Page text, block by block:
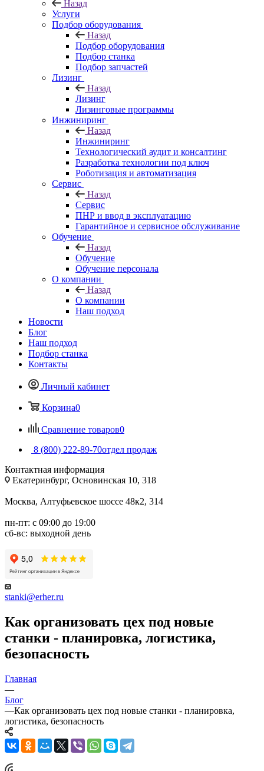
Назад
Услуги
Подбор оборудования
Назад
Подбор оборудования
Подбор станка
Подбор запчастей
Лизинг
Назад
Лизинг
Лизинговые программы
Инжиниринг
Назад
Инжиниринг
Технологический аудит и консалтинг
Разработка технологии под ключ
Роботизация и автоматизация
Сервис
Назад
Сервис
ПНР и ввод в эксплуатацию
Гарантийное и сервисное обслуживание
Обучение
Назад
Обучение
Обучение персонала
О компании
Назад
О компании
Наш подход
Новости
Блог
Наш подход
Подбор станка
Контакты
Личный кабинет
Корзина0
Сравнение товаров0
8 (800) 222-89-70отдел продаж
Контактная информация
Екатеринбург, Основинская 10, 318
Москва, Алтуфьевское шоссе 48к2, 314
пн-пт: с 09:00 до 19:00
сб-вс: выходной день
stanki@erher.ru
Как организовать цех под новые
станки - планировка, логистика,
безопасность
Главная
—
Блог
—Как организовать цех под новые станки - планировка,
логистика, безопасность